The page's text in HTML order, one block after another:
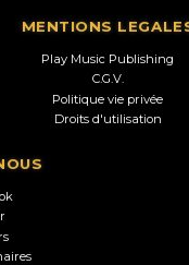
MENTIONS
Play Music Publishing
C.G.V.
Politique vie privée
Droits d'utilisation